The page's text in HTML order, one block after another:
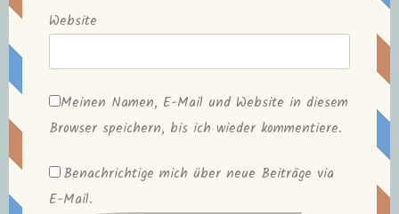
Website
Meinen Namen, E-Mail und Website in diesem
Browser speichern, bis ich wieder kommentiere.
Benachrichtige mich über neue Beiträge via
E-Mail.